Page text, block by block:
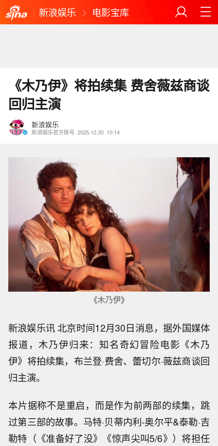
新浪娱乐 电影宝库
《木乃伊》将拍续集 费舍薇兹商谈
回归主演
新浪娱乐
新浪娱乐官方账号 2025.12.30 10:14
《木乃伊》
新浪娱乐讯 北京时间12月30日消息，据外国媒体
报道，木乃伊归来：知名奇幻冒险电影《木乃
伊》将拍续集，布兰登·费舍、蕾切尔·薇兹商谈回
归主演。
本片据称不是重启，而是作为前两部的续集，跳
过第三部的故事。马特·贝蒂内利-奥尔平&泰勒·吉
勒特（《准备好了没》《惊声尖叫5/6》）将担任